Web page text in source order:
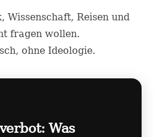
Wissenschaft, Reisen und
fragen wollen.
ohne Ideologie.
Was